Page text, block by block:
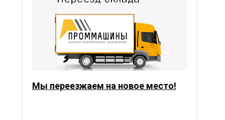
Мы переезжаем на новое место!